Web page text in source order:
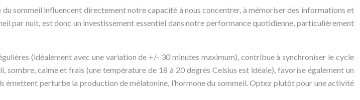
sommeil influencent directement notre capacité à nous concentrer, à mémoriser des informations et
par nuit, est donc un investissement essentiel dans notre performance quotidienne, particulièrement
(idéalement avec une variation de +/- 30 minutes maximum), contribue à synchroniser le cycle
calme et frais (une température de 18 à 20 degrés Celsius est idéale), favorise également un
émettent perturbe la production de mélatonine, l’hormone du sommeil. Optez plutôt pour une activité